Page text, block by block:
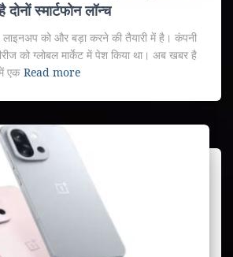
स्मार्टफोन लॉन्च
को और बड़ा करने की तैयारी में है। कंपनी
को ग्लोबल मार्केट में पेश किया था। अब खबर है
एक Read more